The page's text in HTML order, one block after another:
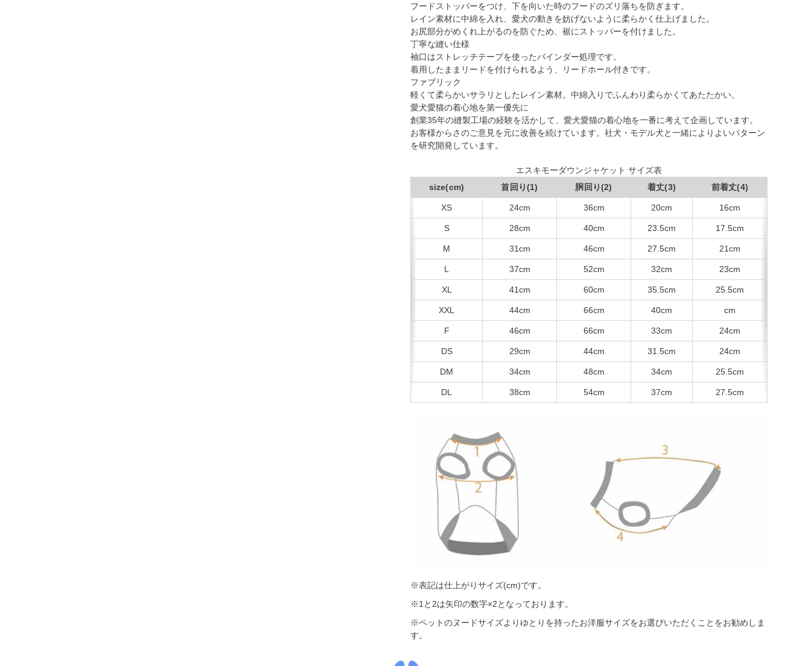
フードストッパーをつけ、下を向いた時のフードのズリ落ちを防ぎます。
レイン素材に中綿を入れ、愛犬の動きを妨げないように柔らかく仕上げました。
お尻部分がめくれ上がるのを防ぐため、裾にストッパーを付けました。
丁寧な縫い仕様
袖口はストレッチテープを使ったバインダー処理です。
着用したままリードを付けられるよう、リードホール付きです。
ファブリック
軽くて柔らかいサラリとしたレイン素材。中綿入りでふんわり柔らかくてあたたかい。
愛犬愛猫の着心地を第一優先に
創業35年の縫製工場の経験を活かして、愛犬愛猫の着心地を一番に考えて企画しています。
お客様からさのご意見を元に改善を続けています。社犬・モデル犬と一緒によりよいパターン
を研究開発しています。
エスキモーダウンジャケット サイズ表
size(cm)
首回り(1) 胴回り(2) 着丈(3) 前着丈(4)
XS 24cm 36cm 20cm 16cm
S 28cm 40cm 23.5cm 17.5cm
M 31cm 46cm 27.5cm 21cm
L 37cm 52cm 32cm 23cm
XL 41cm 60cm 35.5cm 25.5cm
XXL 44cm 66cm 40cm cm
F 46cm 66cm 33cm 24cm
DS 29cm 44cm 31.5cm 24cm
DM 34cm 48cm 34cm 25.5cm
DL 38cm 54cm 37cm 27.5cm
※表記は仕上がりサイズ(cm)です。
※1と2は矢印の数字×2となっております。
※ペットのヌードサイズよりゆとりを持ったお洋服サイズをお選びいただくことをお勧めしま
す。